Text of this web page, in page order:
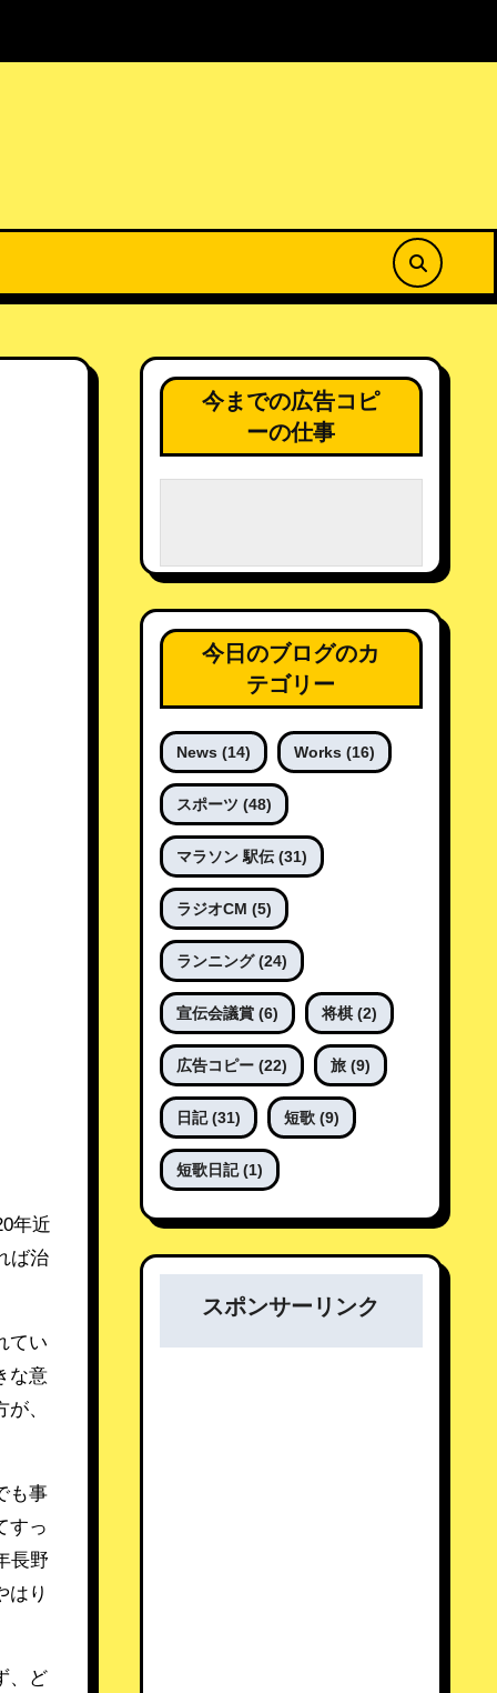
年近
ば治
てい
な意
、
も事
すっ
長野
はり
、ど
今までの広告コピ
ーの仕事
今日のブログのカ
テゴリー
News(14) Works(16)
スポーツ (48)
マラソン 駅伝(31)
ラジオCM (5)
ランニング(24)
宣伝会議賞(6) 将棋(2)
広告コピー(22) 旅(9)
日記(31) 短歌(9)
短歌日記(1)
スポンサーリンク